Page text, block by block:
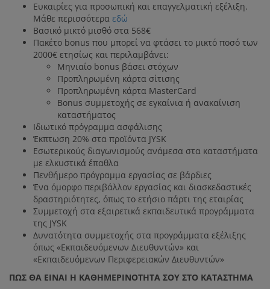
Ευκαιρίες για προσωπική και επαγγελματική εξέλιξη.
Μάθε περισσότερα εδώ
Βασικό μικτό μισθό στα 568€
Πακέτο bonus που μπορεί να φτάσει το μικτό ποσό των
2000€ ετησίως και περιλαμβάνει:
Μηνιαίο bonus βάσει στόχων
Προπληρωμένη κάρτα σίτισης
Προπληρωμένη κάρτα MasterCard
Bonus συμμετοχής σε εγκαίνια ή ανακαίνιση
καταστήματος
Ιδιωτικό πρόγραμμα ασφάλισης
Έκπτωση 20% στα προϊόντα JYSK
Εσωτερικούς διαγωνισμούς ανάμεσα στα καταστήματα
με ελκυστικά έπαθλα
Πενθήμερο πρόγραμμα εργασίας σε βάρδιες
Ένα όμορφο περιβάλλον εργασίας και διασκεδαστικές
δραστηριότητες, όπως το ετήσιο πάρτι της εταιρίας
Συμμετοχή στα εξαιρετικά εκπαιδευτικά προγράμματα
της JYSK
Δυνατότητα συμμετοχής στα προγράμματα εξέλιξης
όπως «Εκπαιδευόμενων Διευθυντών» και
«Εκπαιδευόμενων Περιφερειακών Διευθυντών»
ΠΩΣ ΘΑ ΕΙΝΑΙ Η ΚΑΘΗΜΕΡΙΝΟΤΗΤΑ ΣΟΥ ΣΤΟ ΚΑΤΑΣΤΗΜΑ